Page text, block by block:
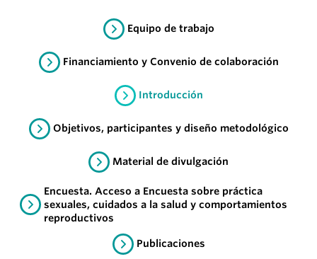
Equipo de trabajo
Financiamiento y Convenio de colaboración
Introducción
Objetivos, participantes y diseño metodológico
Material de divulgación
Encuesta. Acceso a Encuesta sobre práctica
sexuales, cuidados a la salud y comportamientos
reproductivos
Publicaciones